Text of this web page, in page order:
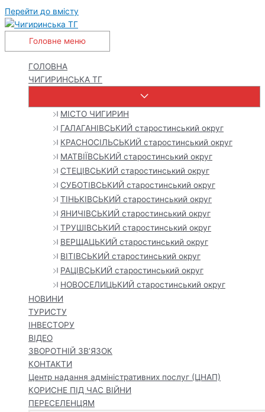
Перейти до вмісту
Головне меню
ГОЛОВНА
ЧИГИРИНСЬКА ТГ
МІСТО ЧИГИРИН
ГАЛАГАНІВСЬКИЙ старостинський округ
КРАСНОСІЛЬСЬКИЙ старостинський округ
МАТВІЇВСЬКИЙ старостинський округ
СТЕЦІВСЬКИЙ старостинський округ
СУБОТІВСЬКИЙ старостинський округ
ТІНЬКІВСЬКИЙ старостинський округ
ЯНИЧІВСЬКИЙ старостинський округ
ТРУШІВСЬКИЙ старостинський округ
ВЕРЩАЦЬКИЙ старостинський округ
ВІТІВСЬКИЙ старостинський округ
РАЦІВСЬКИЙ старостинський округ
НОВОСЕЛИЦЬКИЙ старостинський округ
НОВИНИ
ТУРИСТУ
ІНВЕСТОРУ
ВІДЕО
ЗВОРОТНІЙ ЗВ’ЯЗОК
КОНТАКТИ
Центр надання адміністративних послуг (ЦНАП)
КОРИСНЕ ПІД ЧАС ВІЙНИ
ПЕРЕСЕЛЕНЦЯМ